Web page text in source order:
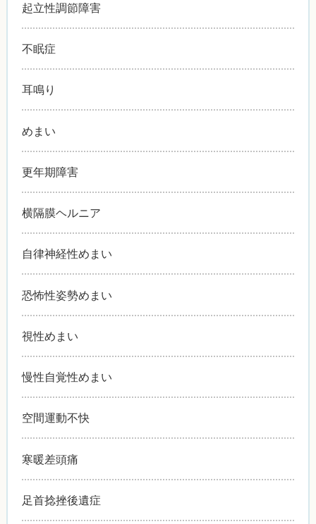
起立性調節障害
不眠症
耳鳴り
めまい
更年期障害
横隔膜ヘルニア
自律神経性めまい
恐怖性姿勢めまい
視性めまい
慢性自覚性めまい
空間運動不快
寒暖差頭痛
足首捻挫後遺症